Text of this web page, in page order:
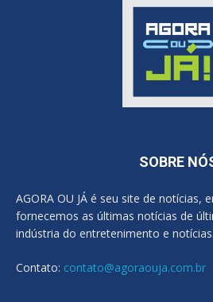
SOBRE
AGORA OU JÁ é seu site de notícias,
fornecemos as últimas notícias de
indústria do entretenimento e
Contato: contato@agoraouja.com.br